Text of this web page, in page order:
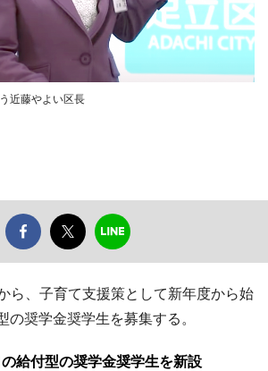
近藤やよい区長
ら、子育て支援策として新年度から始
の奨学金奨学生を募集する。
給付型の奨学金奨学生を新設